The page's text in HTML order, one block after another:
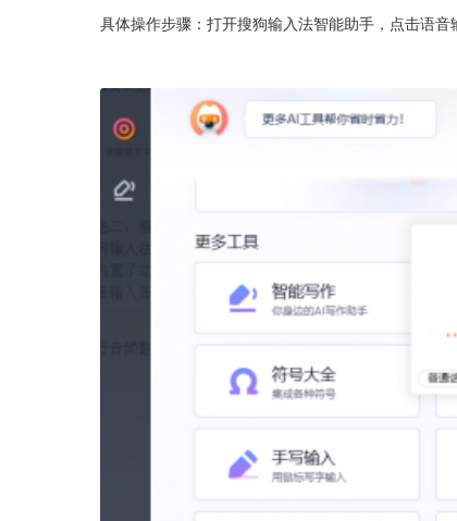
具体操作步骤：打开搜狗输入法智能助手，点击语音